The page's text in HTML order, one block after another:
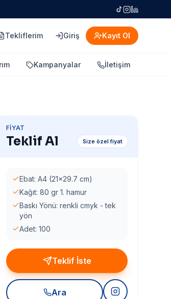
Tekliflerim Giriş Kayıt Ol
Kampanyalar İletişim
FIYAT
Teklif Al Size özel fiyat
Ebat: A4 (21x29.7 cm)
Kağıt: 80 gr 1. hamur
Baskı Yönü: renkli cmyk - tek
yön
Adet: 100
Teklif İste
Ara